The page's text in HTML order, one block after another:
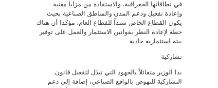
في نطاقاتها الجغرافية، والاستفادة من مزايا معنية
وإعادة تفعيل ودعم المدن والمناطق الصناعية بحيث
يكون القطاع الخاص سنداً للقطاع العام، مؤكدا أن هناك
خطة لإعادة النظر بقوانين الاستثمار والعمل على توفير
بيئة استثمارية جاذبة.
تشاركية
بدا الوزير متفائلاً بالجهود التي تبذل لتفعيل قانون
التشاركية للنهوض بالواقع الصناعي، إضافة إلى دعم